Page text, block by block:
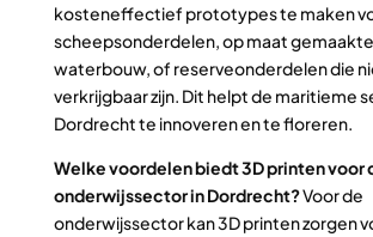
kosteneffectief prototypes te maken
scheepsonderdelen, op maat
waterbouw, of reserveonderdelen die
verkrijgbaar zijn. Dit helpt de maritieme
Dordrecht te innoveren en te floreren.
Welke voordelen biedt 3D printen voor
onderwijssector in Dordrecht?Voor de
onderwijssector kan 3D printen zorgen